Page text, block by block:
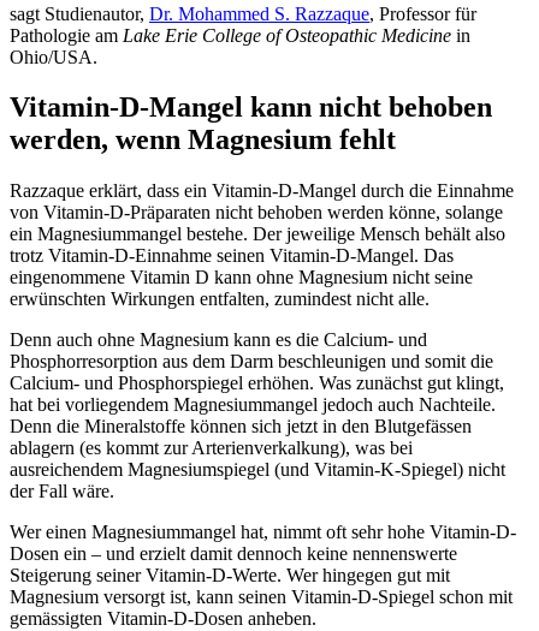
sagt Studienautor, Dr. Mohammed S. Razzaque, Professor für
Pathologie am Lake Erie College of Osteopathic Medicine in
Ohio/USA.
Vitamin-D-Mangel kann nicht behoben
werden, wenn Magnesium fehlt
Razzaque erklärt, dass ein Vitamin-D-Mangel durch die Einnahme
von Vitamin-D-Präparaten nicht behoben werden könne, solange
ein Magnesiummangel bestehe. Der jeweilige Mensch behält also
trotz Vitamin-D-Einnahme seinen Vitamin-D-Mangel. Das
eingenommene Vitamin D kann ohne Magnesium nicht seine
erwünschten Wirkungen entfalten, zumindest nicht alle.
Denn auch ohne Magnesium kann es die Calcium- und
Phosphorresorption aus dem Darm beschleunigen und somit die
Calcium- und Phosphorspiegel erhöhen. Was zunächst gut klingt,
hat bei vorliegendem Magnesiummangel jedoch auch Nachteile.
Denn die Mineralstoffe können sich jetzt in den Blutgefässen
ablagern (es kommt zur Arterienverkalkung), was bei
ausreichendem Magnesiumspiegel (und Vitamin-K-Spiegel) nicht
der Fall wäre.
Wer einen Magnesiummangel hat, nimmt oft sehr hohe Vitamin-D-
Dosen ein – und erzielt damit dennoch keine nennenswerte
Steigerung seiner Vitamin-D-Werte. Wer hingegen gut mit
Magnesium versorgt ist, kann seinen Vitamin-D-Spiegel schon mit
gemässigten Vitamin-D-Dosen anheben.